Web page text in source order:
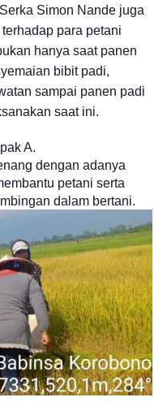
Simon Nande juga
para petani
hanya saat panen
bibit padi,
sampai panen padi
saat ini.
A.
dengan adanya
petani serta
dalam bertani.